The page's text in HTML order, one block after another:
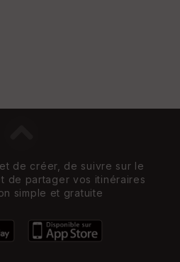
de créer, de suivre sur le
de partager vos itinéraires
simple et gratuite